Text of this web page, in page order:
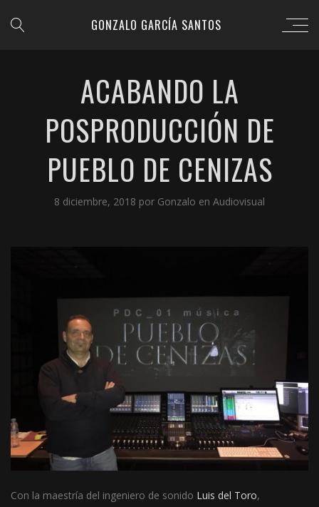
GONZALO GARCÍA SANTOS
ACABANDO LA
POSPRODUCCIÓN DE
PUEBLO DE CENIZAS
8 diciembre, 2018 por Gonzalo en Audiovisual
Con la maestría del ingeniero de sonido Luis del Toro,